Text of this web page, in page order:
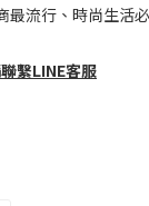
最流行、時尚生活
繫LINE客服